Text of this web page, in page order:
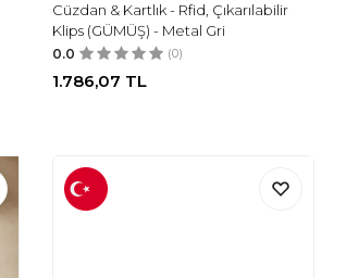
Cüzdan & Kartlık - Rfid, Çıkarılabilir
Klips (GÜMÜŞ) - Metal Gri
0.0 (0)
1.786,07 TL